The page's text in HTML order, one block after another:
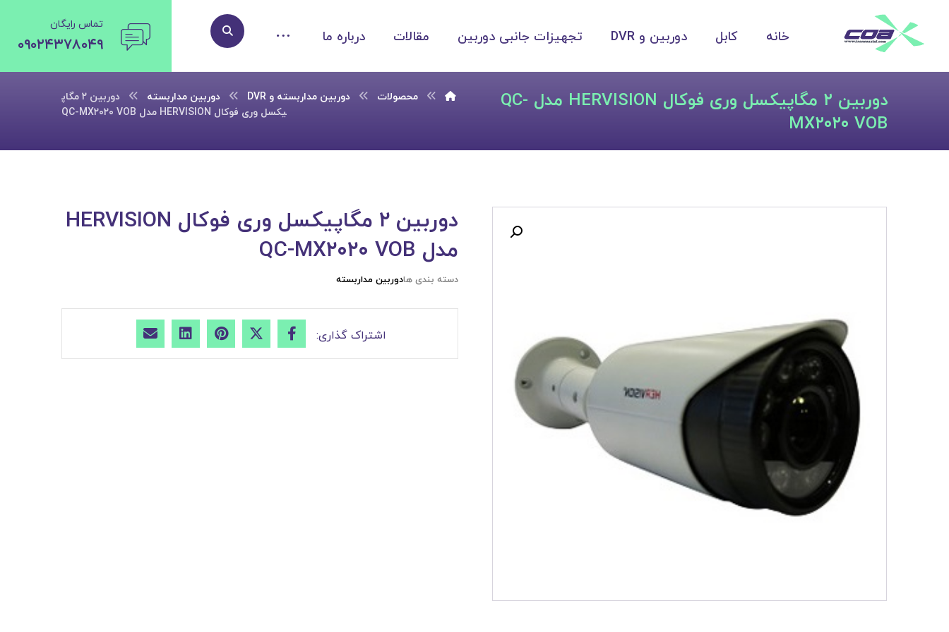
تماس رایگان
۰۹۰۲۴۳۷۸۰۴۹ خانه کابل دوربین و DVR تجهیزات جانبی دوربین مقالات درباره ما
دوربین ۲ مگاپیکسل وری فوکال HERVISION مدل QC-
MX۲۰۲۰ VOB
محصولات دوربین مداربسته و DVR دوربین مداربسته
دوربین ۲ مگاپ
یکسل وری فوکال HERVISION مدل QC-MX۲۰۲۰ VOB
دوربین ۲ مگاپیکسل وری فوکال HERVISION
مدل QC-MX۲۰۲۰ VOB
دسته بندی هادوربین مداربسته